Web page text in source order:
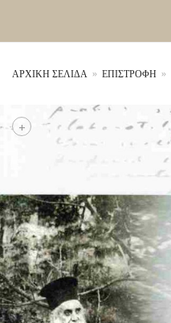
ΑΡΧΙΚΉ ΣΕΛΊΔΑ » ΕΠΙΣΤΡΟΦΗ »
+